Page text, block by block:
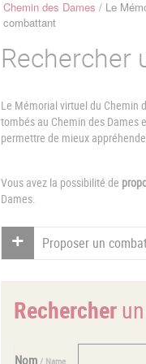
Fil
Chemin des Dames Le
combattant
Rechercher
Le Mémorial virtuel du Chemin
tombés au Chemin des Dames
permettre de mieux
Vous avez la possibilité de
Dames.
Proposer un
Rechercher
Nom